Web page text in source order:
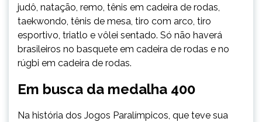
judô, natação, remo, tênis em cadeira de rodas,
taekwondo, tênis de mesa, tiro com arco, tiro
esportivo, triatlo e vôlei sentado. Só não haverá
brasileiros no basquete em cadeira de rodas e no
rúgbi em cadeira de rodas.
Em busca da medalha 400
Na história dos Jogos Paralímpicos, que teve sua